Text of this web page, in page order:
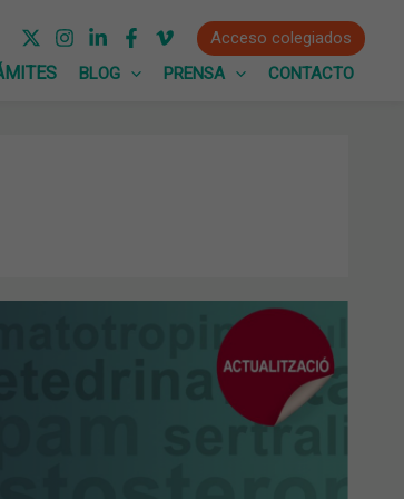
Acceso colegiados
BLOG PRENSA CONTACTO